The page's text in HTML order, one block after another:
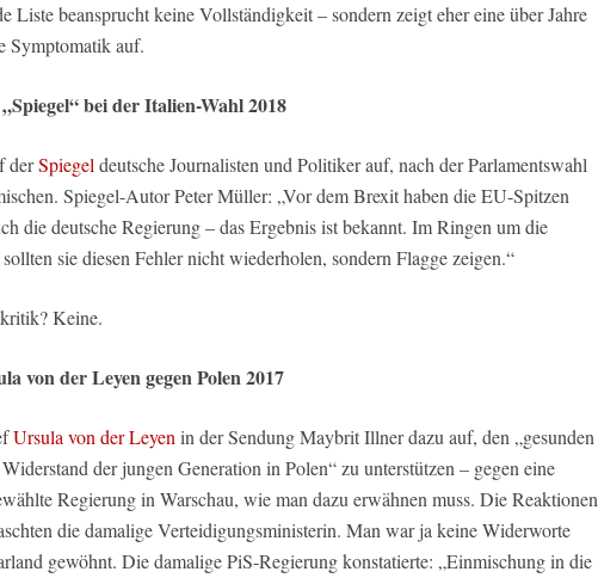
Liste beansprucht keine Vollständigkeit – sondern zeigt eher eine über Jahre
Symptomatik auf.
bei der Italien-Wahl 2018
derSpiegel deutsche Journalisten und Politiker auf, nach der Parlamentswahl
Spiegel-Autor Peter Müller: „Vor dem Brexit haben die EU-Spitzen
die deutsche Regierung – das Ergebnis ist bekannt. Im Ringen um die
sie diesen Fehler nicht wiederholen, sondern Flagge zeigen.“
Keine.
von der Leyen gegen Polen 2017
Ursula von der Leyen in der Sendung Maybrit Illner dazu auf, den „gesunden
der jungen Generation in Polen“ zu unterstützen – gegen eine
Regierung in Warschau, wie man dazu erwähnen muss. Die Reaktionen
die damalige Verteidigungsministerin. Man war ja keine Widerworte
gewöhnt. Die damalige PiS-Regierung konstatierte: „Einmischung in die